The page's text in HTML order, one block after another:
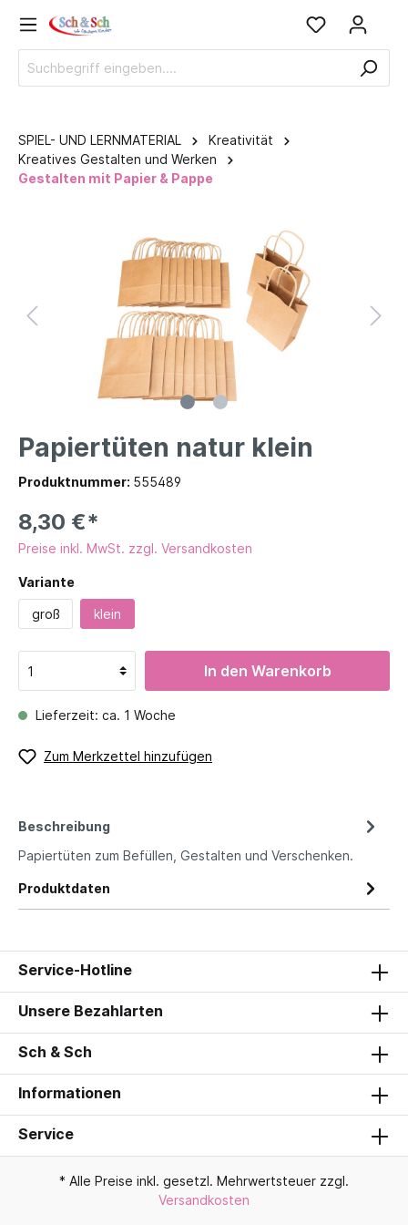
SPIEL- UND LERNMATERIAL
Kreativität
Kreatives Gestalten und Werken
Gestalten mit Papier & Pappe
Papiertüten natur klein
Produktnummer: 555489
8,30 €*
Preise inkl. MwSt. zzgl. Versandkosten
Variante
groß klein
In den Warenkorb
Lieferzeit: ca. 1 Woche
Zum Merkzettel hinzufügen
Beschreibung
Papiertüten zum Befüllen, Gestalten und Verschenken.
Produktdaten
Service-Hotline
Unsere Bezahlarten
Sch & Sch
Informationen
Service
* Alle Preise inkl. gesetzl. Mehrwertsteuer zzgl.
Versandkosten